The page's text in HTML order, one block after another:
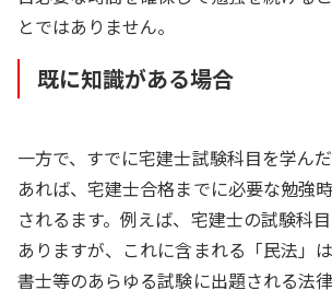
とではありません。
既に知識がある場合
一方で、すでに宅建士試験科目を学ん
あれば、宅建士合格までに必要な勉強
されるます。例えば、宅建士の試験科
ありますが、これに含まれる「民法」
書士等のあらゆる試験に出題される法律